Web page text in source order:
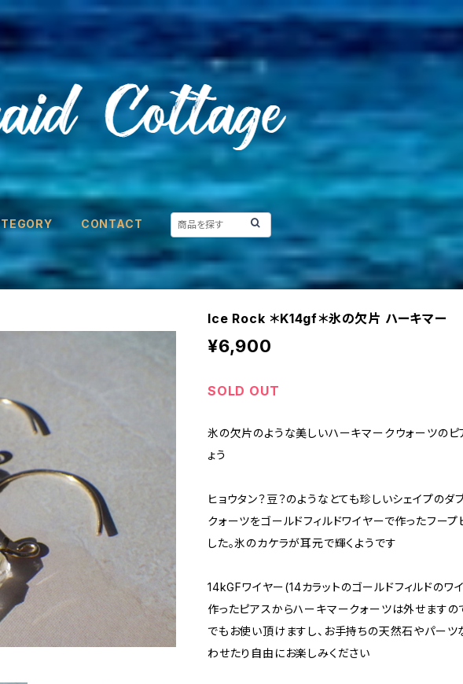
CONTACT
Ice Rock ＊K14gf＊氷の欠片 ハーキマー
¥6,900
SOLD OUT
氷の欠片のような美しいハーキマークウォーツのピ
ょう
ヒョウタン？豆？のようなとても珍しいシェイプのダ
クォーツをゴールドフィルドワイヤーで作ったフー
した。氷のカケラが耳元で輝くようです
14kGFワイヤー(14カラットのゴールドフィルドのワ
作ったピアスからハーキマークォーツは外せますの
でもお使い頂けますし、お手持ちの天然石やパーツ
わせたり自由にお楽しみください